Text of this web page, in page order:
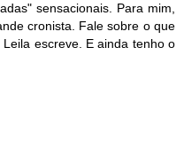
sensacionais. Para mim,
cronista. Fale sobre o que
escreve. E ainda tenho o